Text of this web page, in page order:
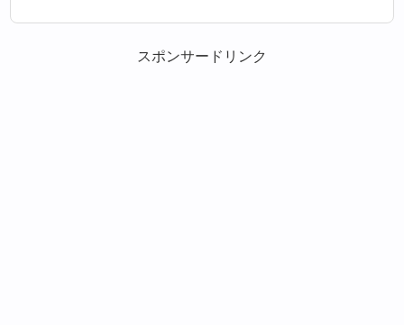
スポンサードリンク